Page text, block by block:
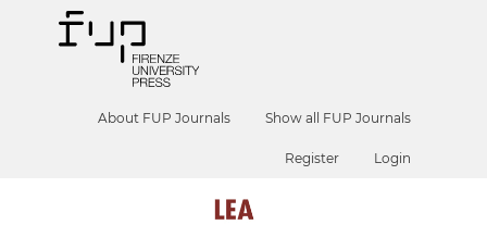
About FUP Journals Show all FUP Journals
Register Login